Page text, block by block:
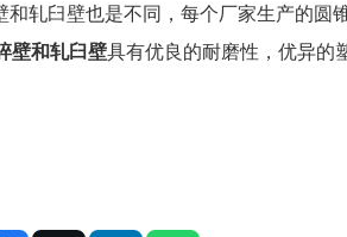
轧臼壁也是不同，每个厂家生产的圆
壁和轧臼壁具有优良的耐磨性，优异的